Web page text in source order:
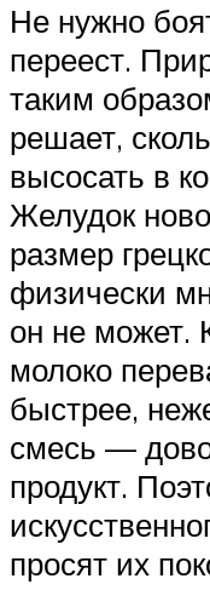
Не нужно
переест.
таким
решает,
высосать в
Желудок
размер
физически
он не может.
молоко
быстрее,
смесь —
продукт.
просят их